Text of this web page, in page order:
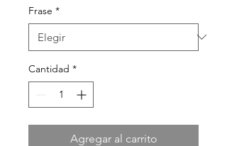
Frase *
Cantidad *
Agregar al carrito